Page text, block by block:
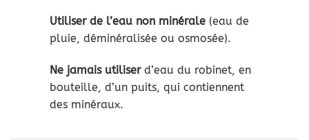
Utiliser de l’eau non minérale(eau de
pluie, déminéralisée ou osmosée).
Ne jamais utiliserd’eau du robinet, en
bouteille, d’un puits, qui contiennent
des minéraux.